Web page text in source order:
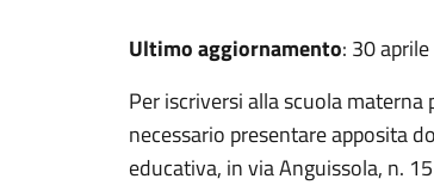
Ultimo aggiornamento: 30
Per iscriversi alla scuola materna
necessario presentare apposita
educativa, in via Anguissola, n.